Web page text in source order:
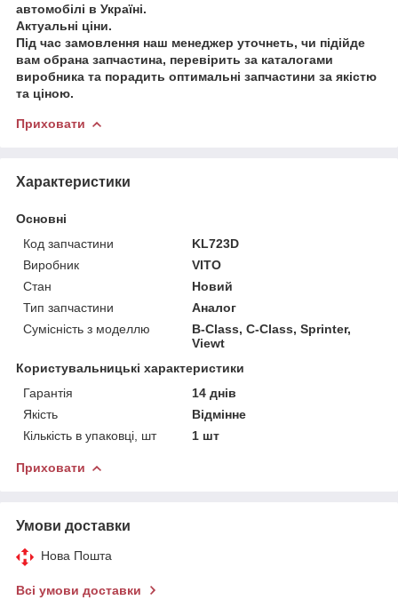
автомобілі в Україні.
Актуальні ціни.
Під час замовлення наш менеджер уточнеть, чи підійде
вам обрана запчастина, перевірить за каталогами
виробника та порадить оптимальні запчастини за якістю
та ціною.
Приховати
Характеристики
Основні
Код запчастини
KL723D
Виробник
VITO
Стан
Новий
Тип запчастини
Аналог
Сумісність з моделлю
B-Class, C-Class, Sprinter,
Viewt
Користувальницькі характеристики
Гарантія
14 днів
Якість
Відмінне
Кількість в упаковці, шт
1 шт
Приховати
Умови доставки
Нова Пошта
Всі умови доставки